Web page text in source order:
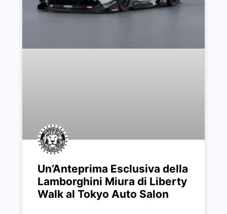
Un’Anteprima Esclusiva della
Lamborghini Miura di Liberty
Walk al Tokyo Auto Salon